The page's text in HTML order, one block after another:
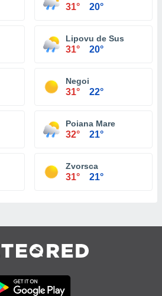
31° 20°
Lipovu de Sus
31° 20°
Negoi
31° 22°
Poiana Mare
32° 21°
Zvorsca
31° 21°